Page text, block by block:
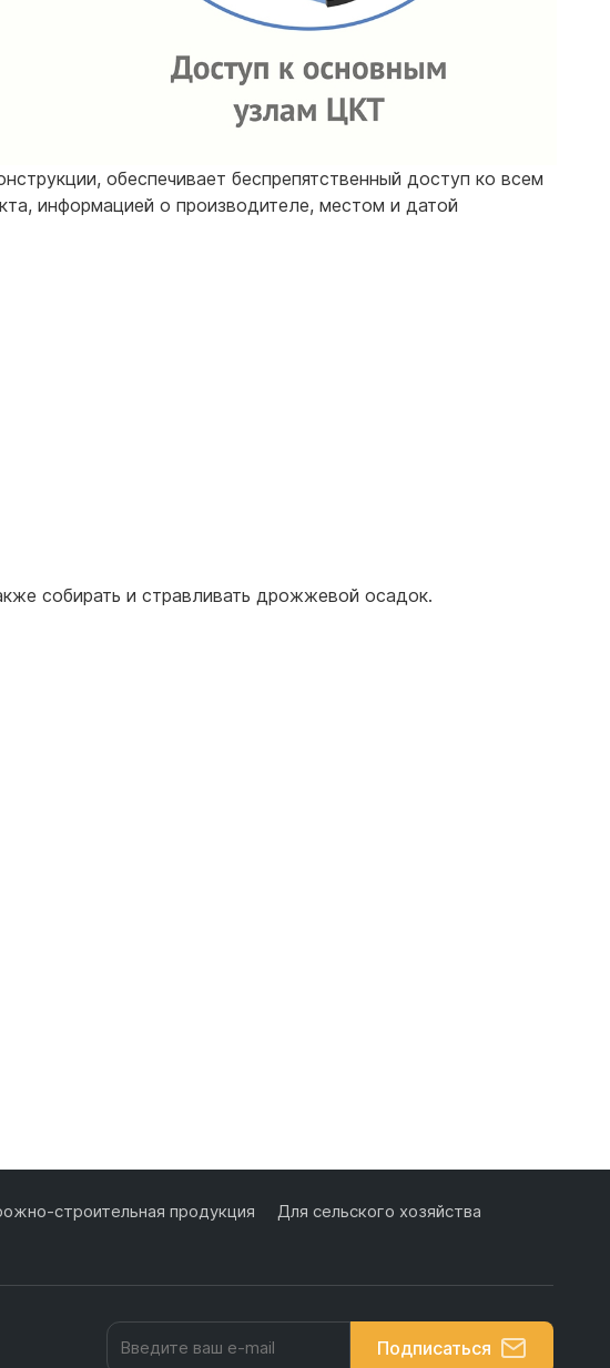
обеспечивает беспрепятственный доступ ко всем
информацией о производителе, местом и датой
собирать и стравливать дрожжевой осадок.
строительная продукция
Для сельского хозяйства
Подписаться